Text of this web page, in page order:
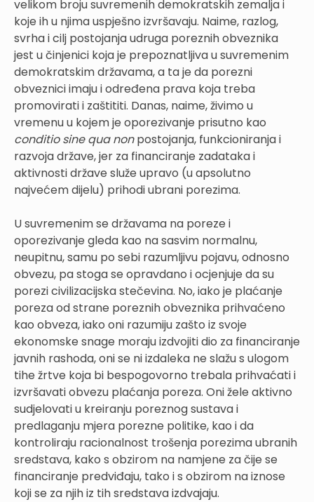
velikom broju suvremenih demokratskih zemalja i
koje ih u njima uspješno izvršavaju. Naime, razlog,
svrha i cilj postojanja udruga poreznih obveznika
jest u činjenici koja je prepoznatljiva u suvremenim
demokratskim državama, a ta je da porezni
obveznici imaju i određena prava koja treba
promovirati i zaštititi. Danas, naime, živimo u
vremenu u kojem je oporezivanje prisutno kao
conditio sine qua nonpostojanja, funkcioniranja i
razvoja države, jer za financiranje zadataka i
aktivnosti države služe upravo (u apsolutno
najvećem dijelu) prihodi ubrani porezima.
U suvremenim se državama na poreze i
oporezivanje gleda kao na sasvim normalnu,
neupitnu, samu po sebi razumljivu pojavu, odnosno
obvezu, pa stoga se opravdano i ocjenjuje da su
porezi civilizacijska stečevina. No, iako je plaćanje
poreza od strane poreznih obveznika prihvaćeno
kao obveza, iako oni razumiju zašto iz svoje
ekonomske snage moraju izdvojiti dio za financiranje
javnih rashoda, oni se ni izdaleka ne slažu s ulogom
tihe žrtve koja bi bespogovorno trebala prihvaćati i
izvršavati obvezu plaćanja poreza. Oni žele aktivno
sudjelovati u kreiranju poreznog sustava i
predlaganju mjera porezne politike, kao i da
kontroliraju racionalnost trošenja porezima ubranih
sredstava, kako s obzirom na namjene za čije se
financiranje predviđaju, tako i s obzirom na iznose
koji se za njih iz tih sredstava izdvajaju.